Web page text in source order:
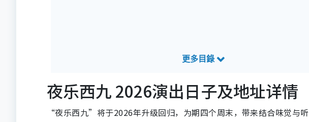
夜乐西九 2026演出日子及地址详情
“夜乐西九”将于2026年升级回归，为期四个周末，带来结合味觉与